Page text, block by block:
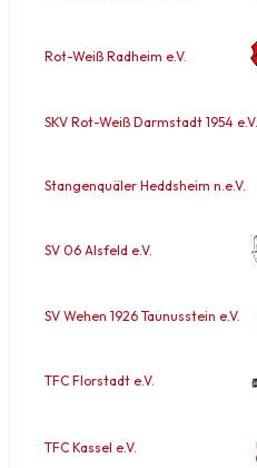
Rot-Weiß Radheim e.V.
SKV Rot-Weiß Darmstadt 1954 e.V.
Stangenquäler Heddsheim n.e.V.
SV 06 Alsfeld e.V.
SV Wehen 1926 Taunusstein e.V.
TFC Florstadt e.V.
TFC Kassel e.V.